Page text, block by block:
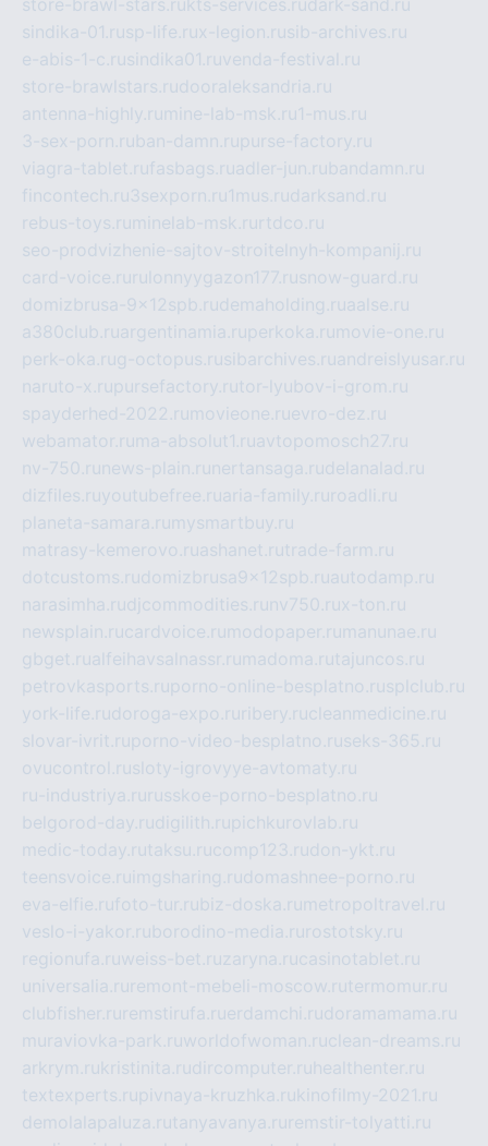
sindika-01.rusp-life.rux-legion.rusib-archives.ru
e-abis-1-c.rusindika01.ruvenda-festival.ru
store-brawlstars.rudooraleksandria.ru
antenna-highly.ru mine-lab-msk.ru1-mus.ru
3-sex-porn.ruban-damn.rupurse-factory.ru
viagra-tablet.rufasbags.ruadler-jun.rubandamn.ru
fincontech.ru3sexporn.ru1mus.rudarksand.ru
rebus-toys.ru minelab-msk.ru rtdco.ru
seo-prodvizhenie-sajtov-stroitelnyh-kompanij.ru
card-voice.ru rulonnyygazon177.rusnow-guard.ru
domizbrusa-9x12spb.rudemaholding.ruaalse.ru
a380club.ruargentinamia.ruperkoka.ru movie-one.ru
perk-oka.rug-octopus.rusibarchives.ruandreislyusar.ru
naruto-x.rupursefactory.rutor-lyubov-i-grom.ru
spayderhed-2022.ru movieone.ruevro-dez.ru
webamator.ru ma-absolut1.ruavtopomosch27.ru
nv-750.ru news-plain.ru nertansaga.rudelanalad.ru
dizfiles.ruyoutubefree.ruaria-family.ru roadli.ru
planeta-samara.ru mysmartbuy.ru
matrasy-kemerovo.ruashanet.rutrade-farm.ru
dotcustoms.rudomizbrusa9x12spb.ruautodamp.ru
narasimha.rudjcommodities.ru nv750.rux-ton.ru
newsplain.rucardvoice.ru modopaper.ru manunae.ru
gbget.rualfeihavsalnassr.ru madoma.rutajuncos.ru
petrovkasports.ruporno-online-besplatno.rusplclub.ru
york-life.rudoroga-expo.ru ribery.rucleanmedicine.ru
slovar-ivrit.ruporno-video-besplatno.ruseks-365.ru
ovucontrol.rusloty-igrovyye-avtomaty.ru
ru-industriya.ru russkoe-porno-besplatno.ru
belgorod-day.rudigilith.rupichkurovlab.ru
medic-today.rutaksu.rucomp123.rudon-ykt.ru
teensvoice.ru imgsharing.rudomashnee-porno.ru
eva-elfie.rufoto-tur.rubiz-doska.ru metropoltravel.ru
veslo-i-yakor.ruborodino-media.ru rostotsky.ru
regionufa.ruweiss-bet.ruzaryna.rucasinotablet.ru
universalia.ru remont-mebeli-moscow.rutermomur.ru
clubfisher.ru remstirufa.ruerdamchi.rudoramamama.ru
muraviovka-park.ruworldofwoman.ruclean-dreams.ru
arkrym.rukristinita.rudircomputer.ru healthenter.ru
textexperts.rupivnaya-kruzhka.rukinofilmy-2021.ru
demolalapaluza.rutanyavanya.ru remstir-tolyatti.ru